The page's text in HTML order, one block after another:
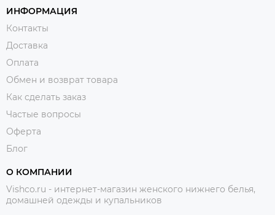
ИНФОРМАЦИЯ
Контакты
Доставка
Оплата
Обмен и возврат товара
Как сделать заказ
Частые вопросы
Оферта
Блог
О КОМПАНИИ
Vishco.ru - интернет-магазин женского нижнего белья,
домашней одежды и купальников